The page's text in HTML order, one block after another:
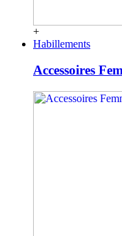
+
Habillements
Accessoires